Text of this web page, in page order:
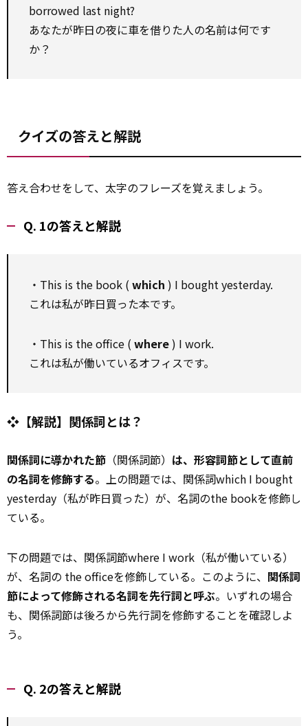
borrowed last night?
あなたが昨日の夜に車を借りた人の名前は何です
か？
クイズの答えと解説
答え合わせをして、太字のフレーズを覚えましょう。
Q. 1の答えと解説
・This is the book ( which ) I bought yesterday.
これは私が昨日買った本です。
・This is the office ( where) I work.
これは私が働いているオフィスです。
❖【解説】関係詞とは？
関係詞に導かれた節 （関係詞節） は、形容詞節として直前
の名詞を修飾する。上の問題では、関係詞which I bought
yesterday（私が昨日買った）が、名詞のthe bookを修飾し
ている。
下の問題では、関係詞節where I work（私が働いている）
が、名詞の the officeを修飾している。このように、 関係詞
節によって修飾される名詞を先行詞と呼ぶ。いずれの場合
も、関係詞節は後ろから先行詞を修飾することを確認しよ
う。
Q. 2の答えと解説